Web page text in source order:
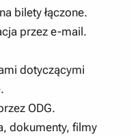
bilety łączone.
przez e-mail.
dotyczącymi
ODG.
dokumenty, filmy